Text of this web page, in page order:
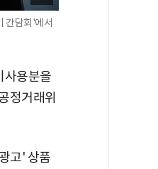
간담회'에서
사용분을
정거래위
고' 상품